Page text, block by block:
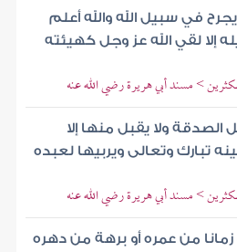
في سبيل الله والله أعلم
إلا لقي الله عز وجل كهيئته
> مسند أبي هريرة رضي الله عنه
الصدقة ولا يقبل منها إلا
تبارك وتعالى ويربيها لعبده
> مسند أبي هريرة رضي الله عنه
من عمره أو برهة من دهره